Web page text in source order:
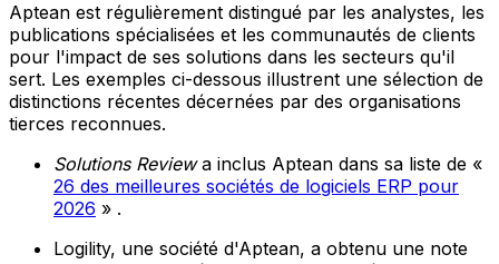
Aptean est régulièrement distingué par les analystes, les
publications spécialisées et les communautés de clients
pour l'impact de ses solutions dans les secteurs qu'il
sert. Les exemples ci-dessous illustrent une sélection de
distinctions récentes décernées par des organisations
tierces reconnues.
Solutions Reviewa inclus Aptean dans sa liste de «
26 des meilleures sociétés de logiciels ERP pour
2026 » .
Logility, une société d'Aptean, a obtenu une note